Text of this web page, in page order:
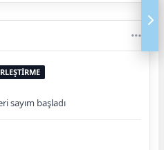
sayım başladı